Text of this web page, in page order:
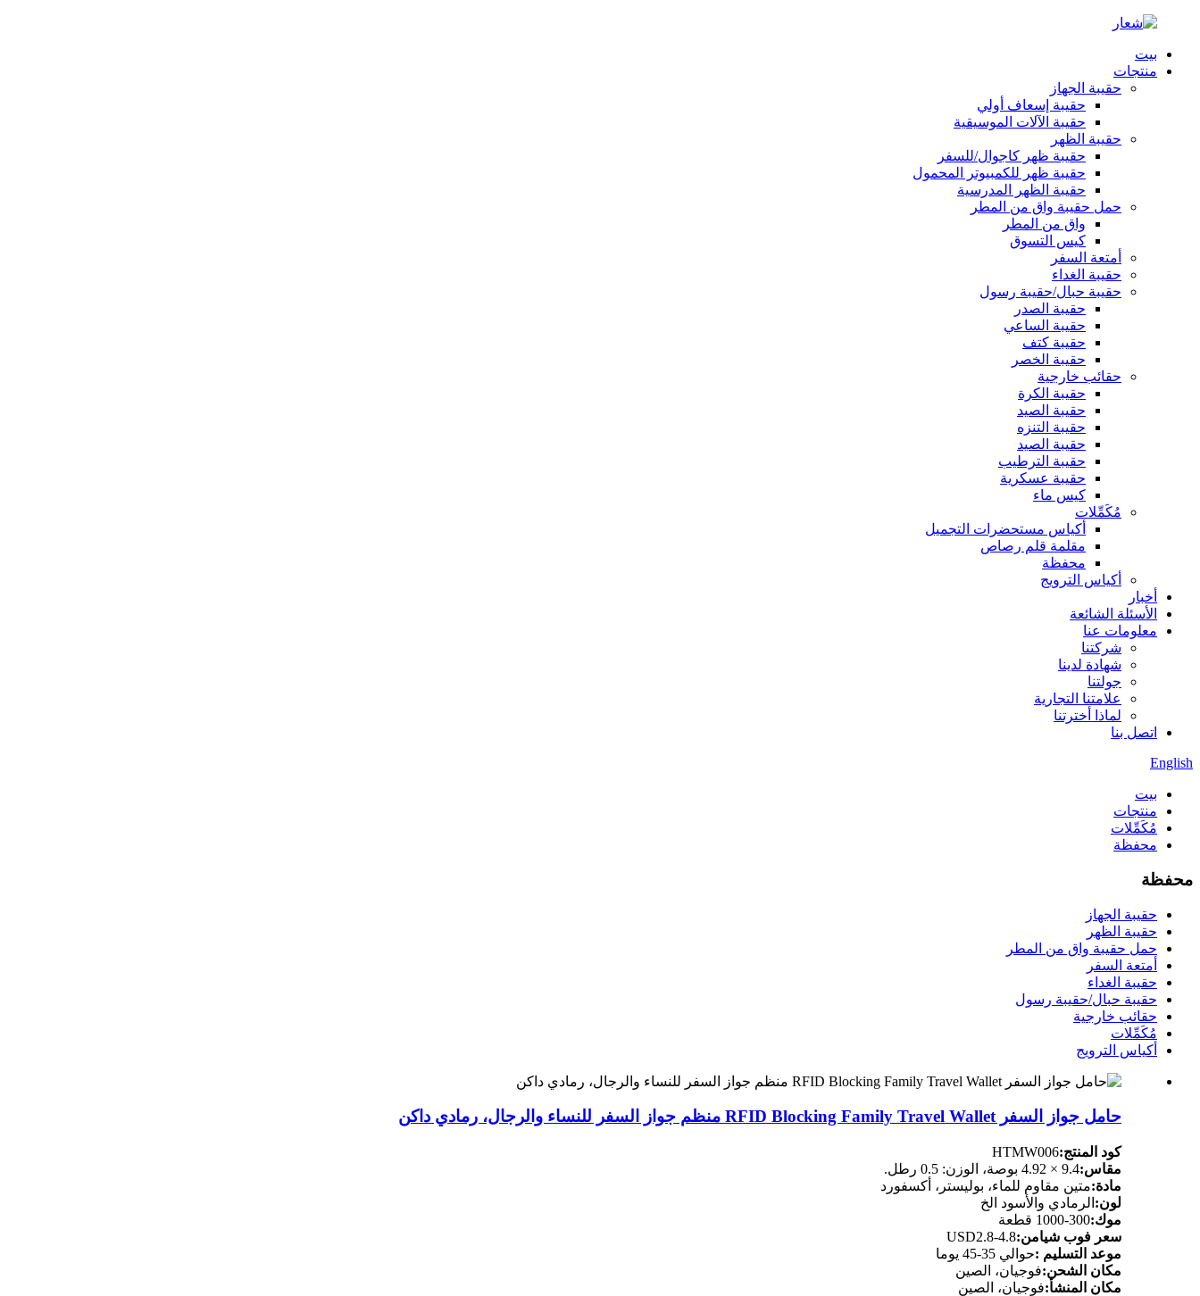
بيت
منتجات
حقيبة الجهاز
حقيبة إسعاف أولي
حقيبة الآلات الموسيقية
حقيبة الظهر
حقيبة ظهر كاجوال/للسفر
حقيبة ظهر للكمبيوتر المحمول
حقيبة الظهر المدرسية
حمل حقيبة واق من المطر
واق من المطر
كيس التسوق
أمتعة السفر
حقيبة الغداء
حقيبة حبال/حقيبة رسول
حقيبة الصدر
حقيبة الساعي
حقيبة كتف
حقيبة الخصر
حقائب خارجية
حقيبة الكرة
حقيبة الصيد
حقيبة التنزه
حقيبة الصيد
حقيبة الترطيب
حقيبة عسكرية
كيس ماء
مُكَمِّلات
أكياس مستحضرات التجميل
مقلمة قلم رصاص
محفظة
أكياس الترويج
أخبار
الأسئلة الشائعة
معلومات عنا
شركتنا
شهادة لدينا
جولتنا
علامتنا التجارية
لماذا أخترتنا
اتصل بنا
English
بيت
منتجات
مُكَمِّلات
محفظة
محفظة
حقيبة الجهاز
حقيبة الظهر
حمل حقيبة واق من المطر
أمتعة السفر
حقيبة الغداء
حقيبة حبال/حقيبة رسول
حقائب خارجية
مُكَمِّلات
أكياس الترويج
حامل جواز السفر RFID Blocking Family Travel Wallet منظم جواز السفر للنساء والرجال، رمادي داكن
كود المنتج:HTMW006
مقاس:9.4 × 4.92 بوصة، الوزن: 0.5 رطل.
مادة:متين مقاوم للماء، بوليستر، أكسفورد
لون: الرمادي والأسود الخ
موك:300-1000 قطعة
سعر فوب شيامن:USD2.8-4.8
موعد التسليم :حوالي 35-45 يوما
مكان الشحن:فوجيان، الصين
مكان المنشأ:فوجيان، الصين